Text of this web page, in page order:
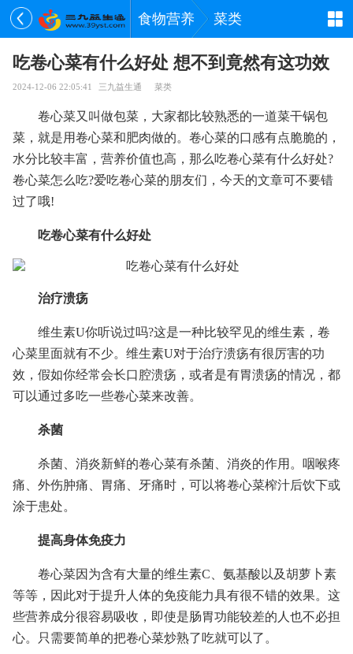
食物营养 菜类
吃卷心菜有什么好处 想不到竟然有这功效
2024-12-06 22:05:41 三九益生通 菜类
卷心菜又叫做包菜，大家都比较熟悉的一道菜干锅包
菜，就是用卷心菜和肥肉做的。卷心菜的口感有点脆脆的，
水分比较丰富，营养价值也高，那么吃卷心菜有什么好处?
卷心菜怎么吃?爱吃卷心菜的朋友们，今天的文章可不要错
过了哦!
吃卷心菜有什么好处
治疗溃疡
维生素U你听说过吗?这是一种比较罕见的维生素，卷
心菜里面就有不少。维生素U对于治疗溃疡有很厉害的功
效，假如你经常会长口腔溃疡，或者是有胃溃疡的情况，都
可以通过多吃一些卷心菜来改善。
杀菌
杀菌、消炎新鲜的卷心菜有杀菌、消炎的作用。咽喉疼
痛、外伤肿痛、胃痛、牙痛时，可以将卷心菜榨汁后饮下或
涂于患处。
提高身体免疫力
卷心菜因为含有大量的维生素C、氨基酸以及胡萝卜素
等等，因此对于提升人体的免疫能力具有很不错的效果。这
些营养成分很容易吸收，即使是肠胃功能较差的人也不必担
心。只需要简单的把卷心菜炒熟了吃就可以了。